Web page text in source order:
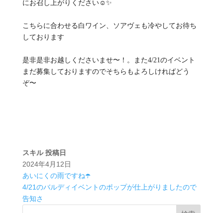
にお召し上がりください☺️✨
こちらに合わせる白ワイン、ソアヴェも冷やしてお待ち
しております
是非是非お越しくださいませ〜！。また4/21のイベント
まだ募集しておりますのでそちらもよろしければどう
ぞ〜
スキル 投稿日
2024年4月12日
あいにくの雨ですね☂️
4/21のバルディイベントのポップが仕上がりましたので
告知さ